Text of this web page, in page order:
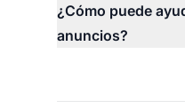
¿Cómo puede
anuncios?